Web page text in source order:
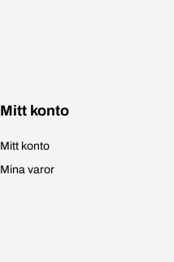
Mitt konto
Mitt konto
Mina varor